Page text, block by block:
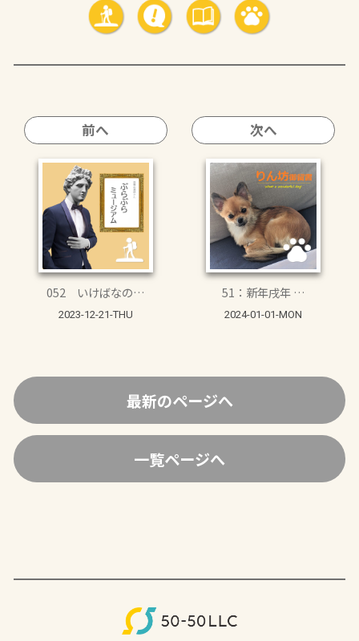
前へ
052 いけばなの…
2023-12-21-THU
次へ
51：新年戌年 …
2024-01-01-MON
最新のページへ
一覧ページへ